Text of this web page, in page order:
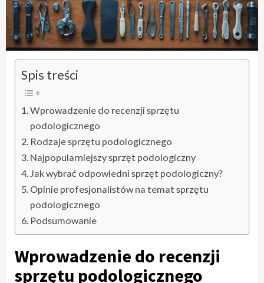
Spis treści
Wprowadzenie do recenzji sprzętu
podologicznego
Rodzaje sprzętu podologicznego
Najpopularniejszy sprzęt podologiczny
Jak wybrać odpowiedni sprzęt podologiczny?
Opinie profesjonalistów na temat sprzętu
podologicznego
Podsumowanie
Wprowadzenie do recenzji
sprzętu podologicznego